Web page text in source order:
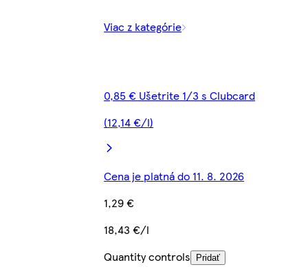
Viac z kategórie
0,85 € Ušetrite 1/3 s Clubcard
(12,14 €/l)
Cena je platná do 11. 8. 2026
1,29 €
18,43 €/l
Quantity controls
Pridať